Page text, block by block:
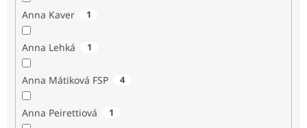
Anna Kaver 1
Anna Lehká 1
Anna Mátiková FSP 4
Anna Peirettiová 1